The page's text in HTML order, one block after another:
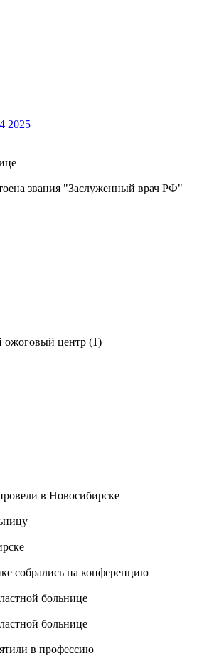
2025
звания "Заслуженный врач РФ"
ожоговый центр (1)
в Новосибирске
собрались на конференцию
больнице
больнице
в профессию